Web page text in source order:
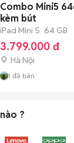
Combo Mini5
kèm bút
iPad Mini 5 64 GB
3.799.000 đ
Hà Nội
1 đã bán
nào ?